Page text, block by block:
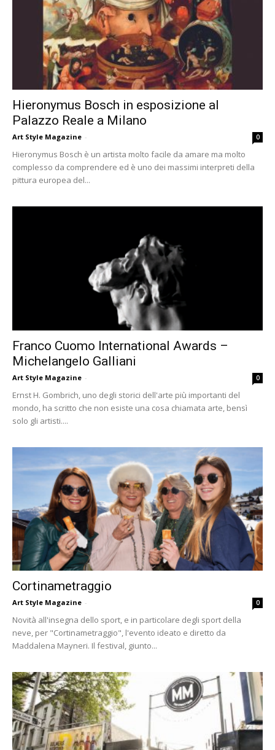
Hieronymus Bosch in esposizione al
Palazzo Reale a Milano
Art Style Magazine - 0
Hieronymus Bosch è un artista molto facile da amare ma molto
complesso da comprendere ed è uno dei massimi interpreti della
pittura europea del...
Franco Cuomo International Awards –
Michelangelo Galliani
Art Style Magazine - 0
Ernst H. Gombrich, uno degli storici dell'arte più importanti del
mondo, ha scritto che non esiste una cosa chiamata arte, bensì
solo gli artisti....
Cortinametraggio
Art Style Magazine - 0
Novità all'insegna dello sport, e in particolare degli sport della
neve, per "Cortinametraggio", l'evento ideato e diretto da
Maddalena Mayneri. Il festival, giunto...